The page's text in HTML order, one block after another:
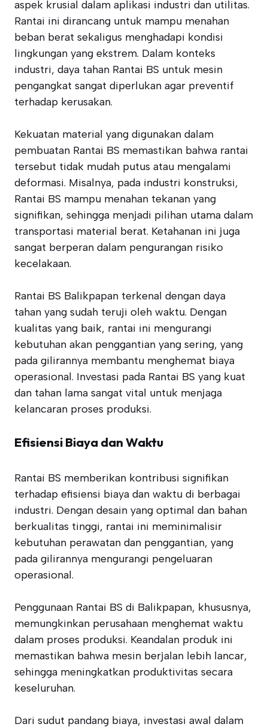
aspek krusial dalam aplikasi industri dan utilitas.
Rantai ini dirancang untuk mampu menahan
beban berat sekaligus menghadapi kondisi
lingkungan yang ekstrem. Dalam konteks
industri, daya tahan Rantai BS untuk mesin
pengangkat sangat diperlukan agar preventif
terhadap kerusakan.
Kekuatan material yang digunakan dalam
pembuatan Rantai BS memastikan bahwa rantai
tersebut tidak mudah putus atau mengalami
deformasi. Misalnya, pada industri konstruksi,
Rantai BS mampu menahan tekanan yang
signifikan, sehingga menjadi pilihan utama dalam
transportasi material berat. Ketahanan ini juga
sangat berperan dalam pengurangan risiko
kecelakaan.
Rantai BS Balikpapan terkenal dengan daya
tahan yang sudah teruji oleh waktu. Dengan
kualitas yang baik, rantai ini mengurangi
kebutuhan akan penggantian yang sering, yang
pada gilirannya membantu menghemat biaya
operasional. Investasi pada Rantai BS yang kuat
dan tahan lama sangat vital untuk menjaga
kelancaran proses produksi.
Efisiensi Biaya dan Waktu
Rantai BS memberikan kontribusi signifikan
terhadap efisiensi biaya dan waktu di berbagai
industri. Dengan desain yang optimal dan bahan
berkualitas tinggi, rantai ini meminimalisir
kebutuhan perawatan dan penggantian, yang
pada gilirannya mengurangi pengeluaran
operasional.
Penggunaan Rantai BS di Balikpapan, khususnya,
memungkinkan perusahaan menghemat waktu
dalam proses produksi. Keandalan produk ini
memastikan bahwa mesin berjalan lebih lancar,
sehingga meningkatkan produktivitas secara
keseluruhan.
Dari sudut pandang biaya, investasi awal dalam